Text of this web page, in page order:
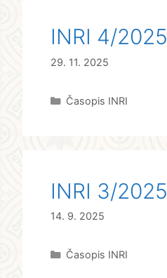
INRI 4/2025
29. 11. 2025
Rubriky
Časopis INRI
INRI 3/2025
14. 9. 2025
Rubriky
Časopis INRI